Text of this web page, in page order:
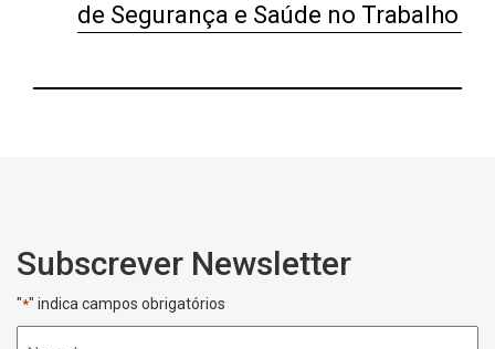
de Segurança e Saúde no Trabalho
Subscrever Newsletter
"*" indica campos obrigatórios